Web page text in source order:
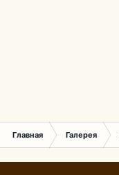
Главная Галерея